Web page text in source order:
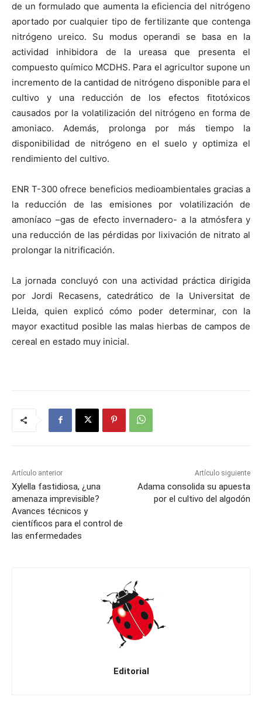
de un formulado que aumenta la eficiencia del nitrógeno
aportado por cualquier tipo de fertilizante que contenga
nitrógeno ureico. Su modus operandi se basa en la
actividad inhibidora de la ureasa que presenta el
compuesto químico MCDHS. Para el agricultor supone un
incremento de la cantidad de nitrógeno disponible para el
cultivo y una reducción de los efectos fitotóxicos
causados por la volatilización del nitrógeno en forma de
amoniaco. Además, prolonga por más tiempo la
disponibilidad de nitrógeno en el suelo y optimiza el
rendimiento del cultivo.
ENR T-300 ofrece beneficios medioambientales gracias a
la reducción de las emisiones por volatilización de
amoníaco –gas de efecto invernadero- a la atmósfera y
una reducción de las pérdidas por lixivación de nitrato al
prolongar la nitrificación.
La jornada concluyó con una actividad práctica dirigida
por Jordi Recasens, catedrático de la Universitat de
Lleida, quien explicó cómo poder determinar, con la
mayor exactitud posible las malas hierbas de campos de
cereal en estado muy inicial.
Artículo anterior
Xylella fastidiosa, ¿una
amenaza imprevisible?
Avances técnicos y
científicos para el control de
las enfermedades
Artículo siguiente
Adama consolida su apuesta
por el cultivo del algodón
Editorial